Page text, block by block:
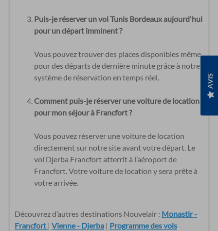
AVIS
Puis-je réserver un vol Tunis Bordeaux aujourd'hui
pour un départ imminent ?
Vous pouvez trouver des places disponibles même
pour des départs de dernière minute grâce à notre
système de réservation en temps réel.
Comment puis-je réserver une voiture de location
pour mon séjour à Francfort ?
Vous pouvez réserver une voiture de location
directement sur notre site avant votre départ. Le
vol Djerba Francfort atterrit à l’aéroport de
Francfort. Votre voiture de location y sera prête à
votre arrivée.
Découvrez d’autres destinations Nouvelair : Monastir -
Francfort | Vienne - Djerba | Programme des vols